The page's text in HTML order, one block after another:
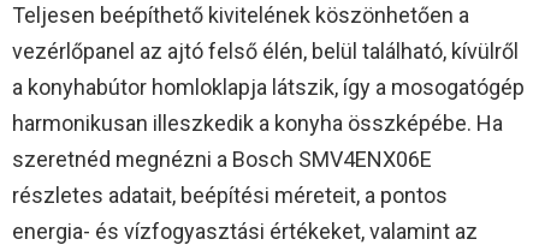
Teljesen beépíthető kivitelének köszönhetően a
vezérlőpanel az ajtó felső élén, belül található, kívülről
a konyhabútor homloklapja látszik, így a mosogatógép
harmonikusan illeszkedik a konyha összképébe. Ha
szeretnéd megnézni a Bosch SMV4ENX06E
részletes adatait, beépítési méreteit, a pontos
energia- és vízfogyasztási értékeket, valamint az